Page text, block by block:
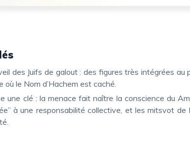
où le Nom d’Hachem est caché.
à une responsabilité collective, et les mitsvot de